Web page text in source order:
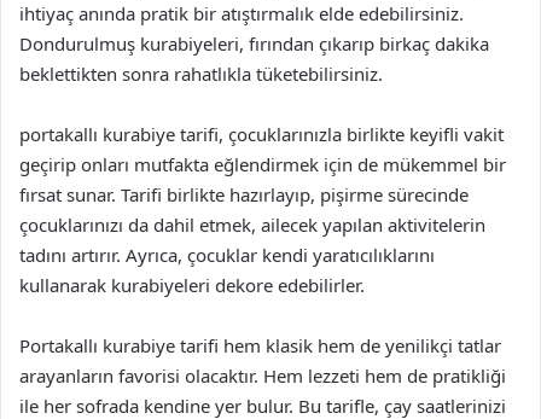
ihtiyaç anında pratik bir atıştırmalık elde edebilirsiniz.
Dondurulmuş kurabiyeleri, fırından çıkarıp birkaç dakika
beklettikten sonra rahatlıkla tüketebilirsiniz.
portakallı kurabiye tarifi, çocuklarınızla birlikte keyifli vakit
geçirip onları mutfakta eğlendirmek için de mükemmel bir
fırsat sunar. Tarifi birlikte hazırlayıp, pişirme sürecinde
çocuklarınızı da dahil etmek, ailecek yapılan aktivitelerin
tadını artırır. Ayrıca, çocuklar kendi yaratıcılıklarını
kullanarak kurabiyeleri dekore edebilirler.
Portakallı kurabiye tarifi hem klasik hem de yenilikçi tatlar
arayanların favorisi olacaktır. Hem lezzeti hem de pratikliği
ile her sofrada kendine yer bulur. Bu tarifle, çay saatlerinizi